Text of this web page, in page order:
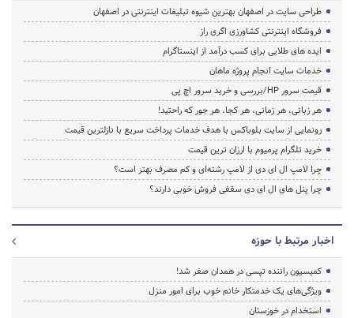
طراحی سایت در اصفهان بهترین شیوه تبلیغات اینترنتی در اصفهان
فروشگاه اینترنتی کشاورزی اگری راز
ایده های طلایی برای کسب درآمد از اینستاگرام
خدمات سایت انجام پروژه ماهان
قیمت سرور HP/بررسی و خرید سرور اچ پی
هر زبانی، هر زمانی، هر کجا، هر جور که راحتید!
رونمایی از سایت بلوباکس با هدف خدمات پرداخت سریع با نازلترین قیمت
خرید تلگرام پرمیوم با ارزان ترین قیمت
چرا لامپ ال ای دی از لامپ رشته‌ای و کم مصرف بهتر است؟
چرا پنل های ال ای دی سقفی فروش خوبی دارند؟
اخبار مرتبط با حوزه
کمیسیون راننده تپسی در همدان صفر شد!
ویژگی‌های یک خدمتکار خانم خوب برای امور منزل
استخدام در خوزستان